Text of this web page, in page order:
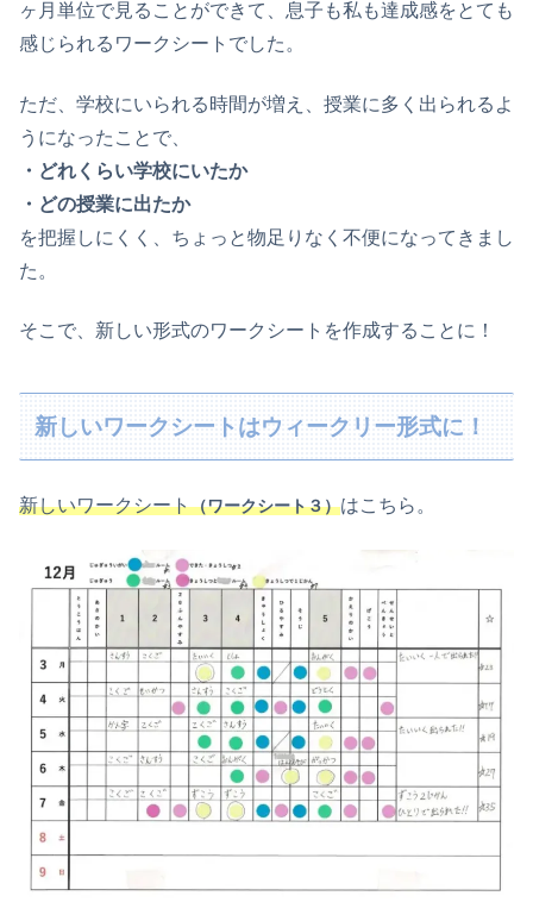
ヶ月単位で見ることができて、息子も私も達成感をとても
感じられるワークシートでした。
ただ、学校にいられる時間が増え、授業に多く出られるよ
うになったことで、
・どれくらい学校にいたか
・どの授業に出たか
を把握しにくく、ちょっと物足りなく不便になってきまし
た。
そこで、新しい形式のワークシートを作成することに！
新しいワークシートはウィークリー形式に！
新しいワークシート（ワークシート３）はこちら。